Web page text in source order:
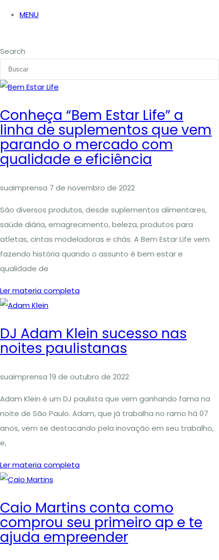
MENU
Search
Conheça “Bem Estar Life” a
linha de suplementos que vem
parando o mercado com
qualidade e eficiência
suaimprensa 7 de novembro de 2022
São diversos produtos, desde suplementos alimentares,
saúde diária, emagrecimento, beleza, produtos para
atletas, cintas modeladoras e chás. A Bem Estar Life vem
fazendo história quando o assunto é bem estar e
qualidade de
Ler materia completa
DJ Adam Klein sucesso nas
noites paulistanas
suaimprensa 19 de outubro de 2022
Adam Klein é um DJ paulista que vem ganhando fama na
noite de São Paulo. Adam, que já trabalha no ramo há 07
anos, vem se destacando pela inovação em seu trabalho,
e,
Ler materia completa
Caio Martins conta como
comprou seu primeiro ap e te
ajuda empreender